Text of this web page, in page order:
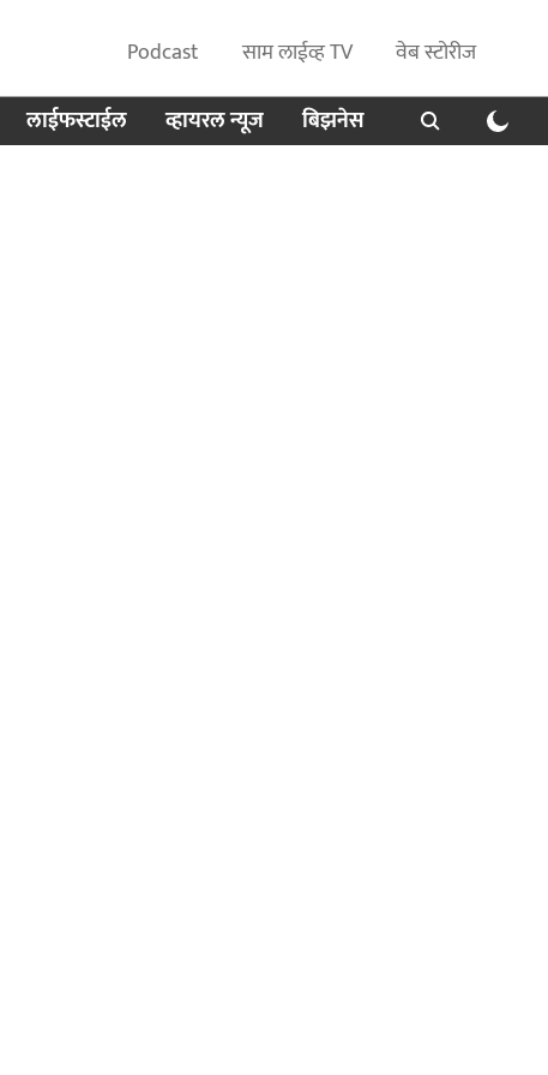
Podcast साम लाईव्ह TV
वेब स्टोरीज
लाईफस्टाईल व्हायरल न्यूज बिझनेस